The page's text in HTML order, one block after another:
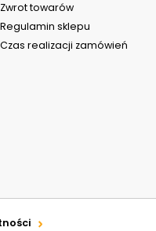
Zwrot towarów
Regulamin sklepu
Czas realizacji zamówień